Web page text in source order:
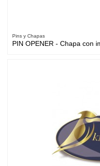
Pins y Chapas
PIN OPENER - Chapa con